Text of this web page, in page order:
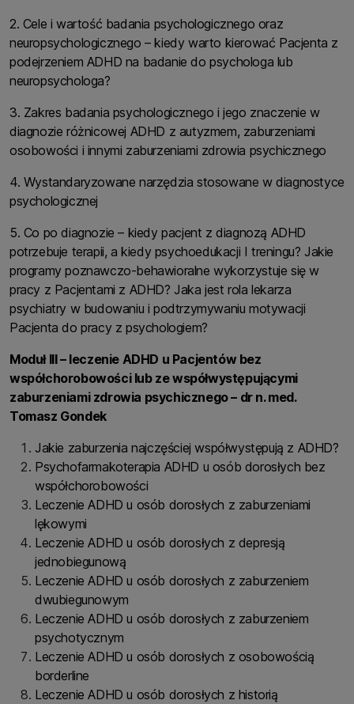
2. Cele i wartość badania psychologicznego oraz
neuropsychologicznego – kiedy warto kierować Pacjenta z
podejrzeniem ADHD na badanie do psychologa lub
neuropsychologa?
3. Zakres badania psychologicznego i jego znaczenie w
diagnozie różnicowej ADHD z autyzmem, zaburzeniami
osobowości i innymi zaburzeniami zdrowia psychicznego
4. Wystandaryzowane narzędzia stosowane w diagnostyce
psychologicznej
5. Co po diagnozie – kiedy pacjent z diagnozą ADHD
potrzebuje terapii, a kiedy psychoedukacji I treningu? Jakie
programy poznawczo-behawioralne wykorzystuje się w
pracy z Pacjentami z ADHD? Jaka jest rola lekarza
psychiatry w budowaniu i podtrzymywaniu motywacji
Pacjenta do pracy z psychologiem?
Moduł III – leczenie ADHD u Pacjentów bez
współchorobowości lub ze współwystępującymi
zaburzeniami zdrowia psychicznego – dr n. med.
Tomasz Gondek
Jakie zaburzenia najczęściej współwystępują z ADHD?
Psychofarmakoterapia ADHD u osób dorosłych bez
współchorobowości
Leczenie ADHD u osób dorosłych z zaburzeniami
lękowymi
Leczenie ADHD u osób dorosłych z depresją
jednobiegunową
Leczenie ADHD u osób dorosłych z zaburzeniem
dwubiegunowym
Leczenie ADHD u osób dorosłych z zaburzeniem
psychotycznym
Leczenie ADHD u osób dorosłych z osobowością
borderline
Leczenie ADHD u osób dorosłych z historią